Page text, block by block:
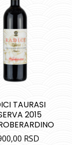
TAURASI
2015
RSD